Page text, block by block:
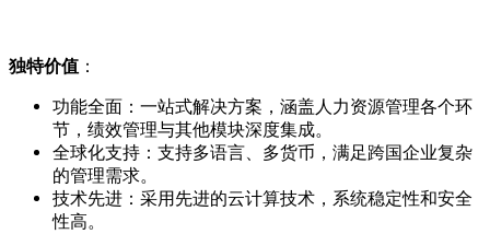
独特价值 ：
功能全面：一站式解决方案，涵盖人力资源管理各个环
节，绩效管理与其他模块深度集成。
全球化支持：支持多语言、多货币，满足跨国企业复杂
的管理需求。
技术先进：采用先进的云计算技术，系统稳定性和安全
性高。